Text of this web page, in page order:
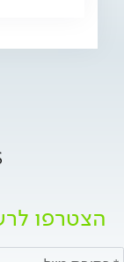
הצטרפו